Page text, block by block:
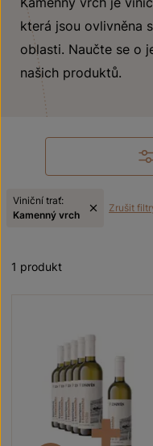
která jsou ovlivněna
oblasti. Naučte se o
našich produktů.
Viniční trať:
Kamenný vrch
Zrušit
1 produkt